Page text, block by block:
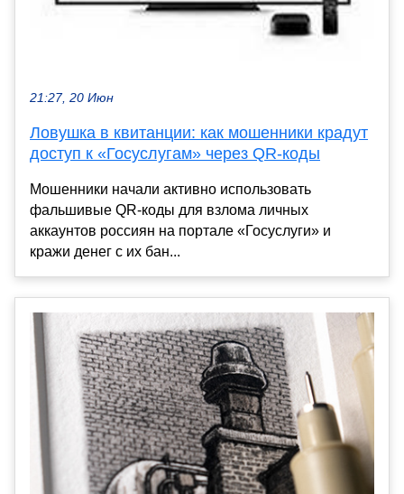
21:27, 20 Июн
Ловушка в квитанции: как мошенники крадут
доступ к «Госуслугам» через QR-коды
Мошенники начали активно использовать
фальшивые QR-коды для взлома личных
аккаунтов россиян на портале «Госуслуги» и
кражи денег с их бан...